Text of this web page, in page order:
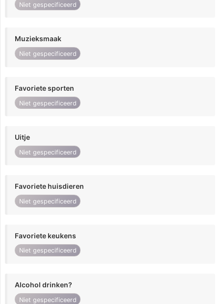
Niet gespecificeerd
Muzieksmaak
Niet gespecificeerd
Favoriete sporten
Niet gespecificeerd
Uitje
Niet gespecificeerd
Favoriete huisdieren
Niet gespecificeerd
Favoriete keukens
Niet gespecificeerd
Alcohol drinken?
Niet gespecificeerd